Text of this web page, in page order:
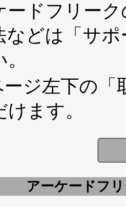
ードフリー
などは 「サ
ジ左下の
ます。
アーケードフ